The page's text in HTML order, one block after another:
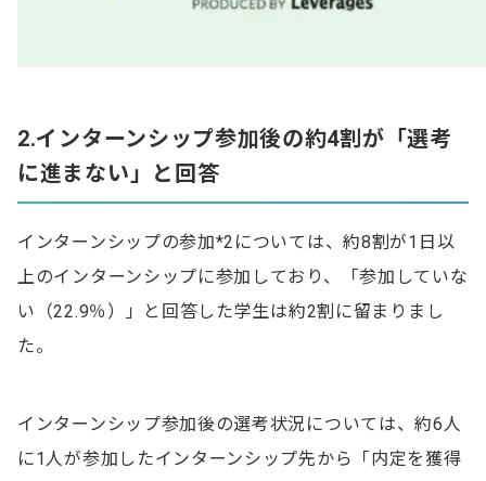
2.インターンシップ参加後の約4割が「選考
に進まない」と回答
インターンシップの参加*2については、約8割が1日以
上のインターンシップに参加しており、「参加していな
い（22.9％）」と回答した学生は約2割に留まりまし
た。
インターンシップ参加後の選考状況については、約6人
に1人が参加したインターンシップ先から「内定を獲得